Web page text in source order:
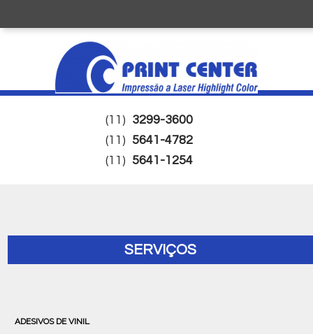
(11) 3299-3600
(11) 5641-4782
(11) 5641-1254
SERVIÇOS
ADESIVOS DE VINIL